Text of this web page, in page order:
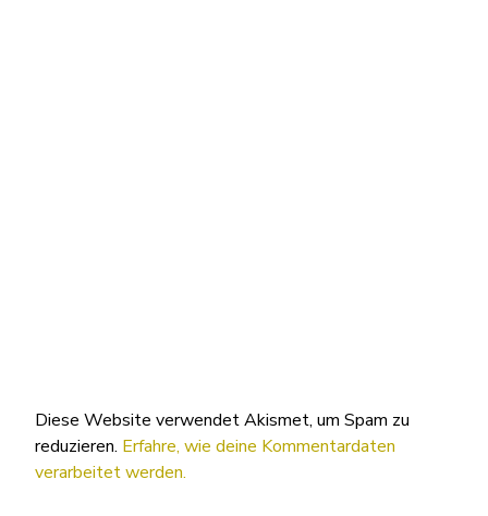
Diese Website verwendet Akismet, um Spam zu
reduzieren. Erfahre, wie deine Kommentardaten
verarbeitet werden.